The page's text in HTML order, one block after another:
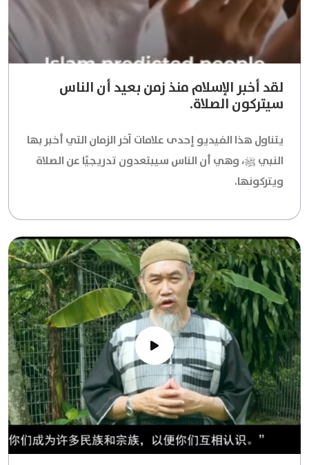
لقد أخبر الإسلام منذ زمن بعيد أن الناس
سيتركون الصلاة.
يتناول هذا الفيديو إحدى علامات آخر الزمان التي أخبر بها
النبي ﷺ، وهي أن الناس سيبتعدون تدريجيًا عن الصلاة
ويتركونها.